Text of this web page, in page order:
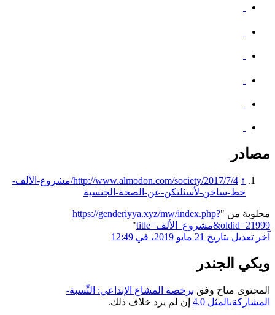
مصادر
↑
http://www.almodon.com/society/2017/7/4/مشروع-الألف-
خط-ساخن-لأسئلتكن-عن-الصحة-الجنسية
مجلوبة من "https://genderiyya.xyz/mw/index.php?
title=مشروع_الألف&oldid=21999
"
آخر تعديل بتاريخ 21 مايو 2019، في 12:49
ويكي الجندر
المحتوى متاح وفق برخصة المشاع الإبداعي: النِّسبة-
المشاركةبالمثل 4.0
إن لم يرد خلاف ذلك.